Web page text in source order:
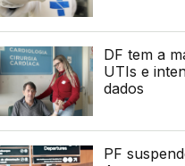
DF tem a
UTIs e
dados
PF